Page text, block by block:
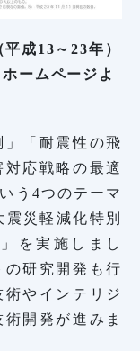
成13～23年）
ームページよ
「耐震性の飛
応戦略の最適
う4つのテーマ
災軽減化特別
を実施しまし
研究開発も行
やインテリジ
開発が進みま